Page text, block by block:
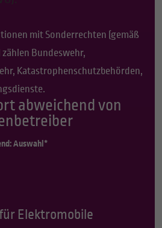
mit Sonderrechten (gemäß
zählen Bundeswehr,
Katastrophenschutzbehörden,
abweichend von
Auswahl*
Elektromobile